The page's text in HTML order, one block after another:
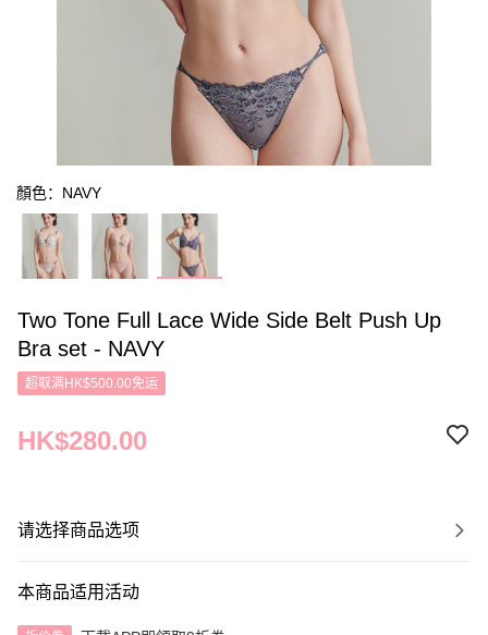
顏色：NAVY
Two Tone Full Lace Wide Side Belt Push Up
Bra set - NAVY
超取满HK$500.00免运
HK$280.00
请选择商品选项
本商品适用活动